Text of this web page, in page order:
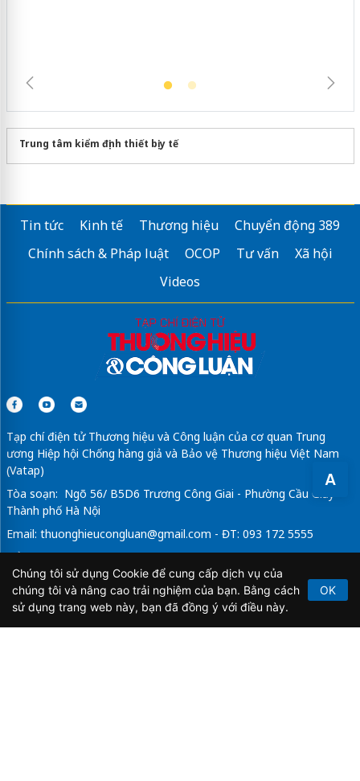
A
Trung tâm kiểm định thiết bị y tế
Tin tức Kinh tế Thương hiệu
Chuyển động 389
Chính sách & Pháp luật
OCOP Tư vấn
Xã hội
Videos
Tạp chí điện tử Thương hiệu và Công luận của cơ quan Trung
ương Hiệp hội Chống hàng giả và Bảo vệ Thương hiệu Việt Nam
(Vatap)
Tòa soạn: Ngõ 56/ B5D6 Trương Công Giai - Phường Cầu Giấy -
Thành phố Hà Nội
Email: thuonghieucongluan@gmail.com - ĐT: 093 172 5555
Tổng Biên Tập: Vũ Đức Thuận
Giấy phép hoạt động báo chí điện tử số 64/GP-BTTTT do Bộ
Thông tin và Truyền thông cấp ngày 21/2/2020.
Chúng tôi sử dụng Cookie để cung cấp dịch vụ của
chúng tôi và nâng cao trải nghiệm của bạn. Bằng cách
sử dụng trang web này, bạn đã đồng ý với điều này.
OK